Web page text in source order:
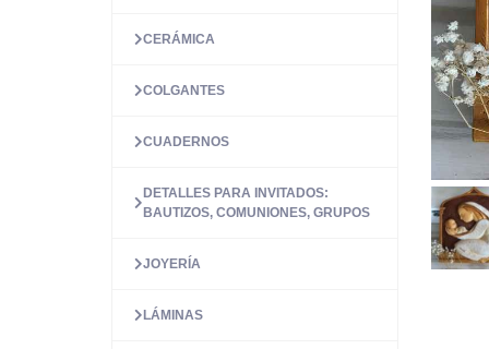
CERÁMICA
COLGANTES
CUADERNOS
DETALLES PARA INVITADOS:
BAUTIZOS, COMUNIONES, GRUPOS
JOYERÍA
LÁMINAS